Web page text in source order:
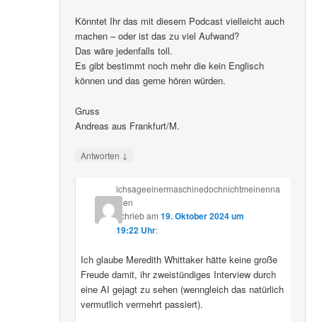
Könntet Ihr das mit diesem Podcast vielleicht auch
machen – oder ist das zu viel Aufwand?
Das wäre jedenfalls toll.
Es gibt bestimmt noch mehr die kein Englisch
können und das gerne hören würden.
Gruss
Andreas aus Frankfurt/M.
Antworten ↓
ichsageeinermaschinedochnichtmeinenna
men
schriebam 19. Oktober 2024 um
19:22 Uhr:
Ich glaube Meredith Whittaker hätte keine große
Freude damit, ihr zweistündiges Interview durch
eine AI gejagt zu sehen (wenngleich das natürlich
vermutlich vermehrt passiert).